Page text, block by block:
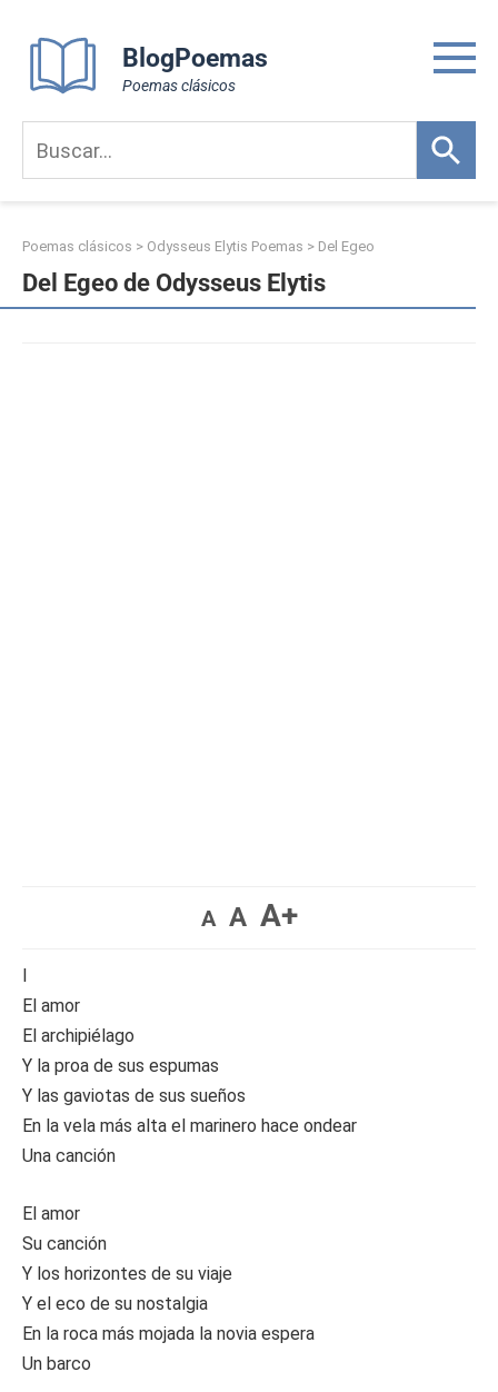
content
BlogPoemas
Poemas clásicos
Poemas clásicos > Odysseus Elytis Poemas > Del Egeo
Del Egeo de Odysseus Elytis
A A A+
I
El amor
El archipiélago
Y la proa de sus espumas
Y las gaviotas de sus sueños
En la vela más alta el marinero hace ondear
Una canción
El amor
Su canción
Y los horizontes de su viaje
Y el eco de su nostalgia
En la roca más mojada la novia espera
Un barco